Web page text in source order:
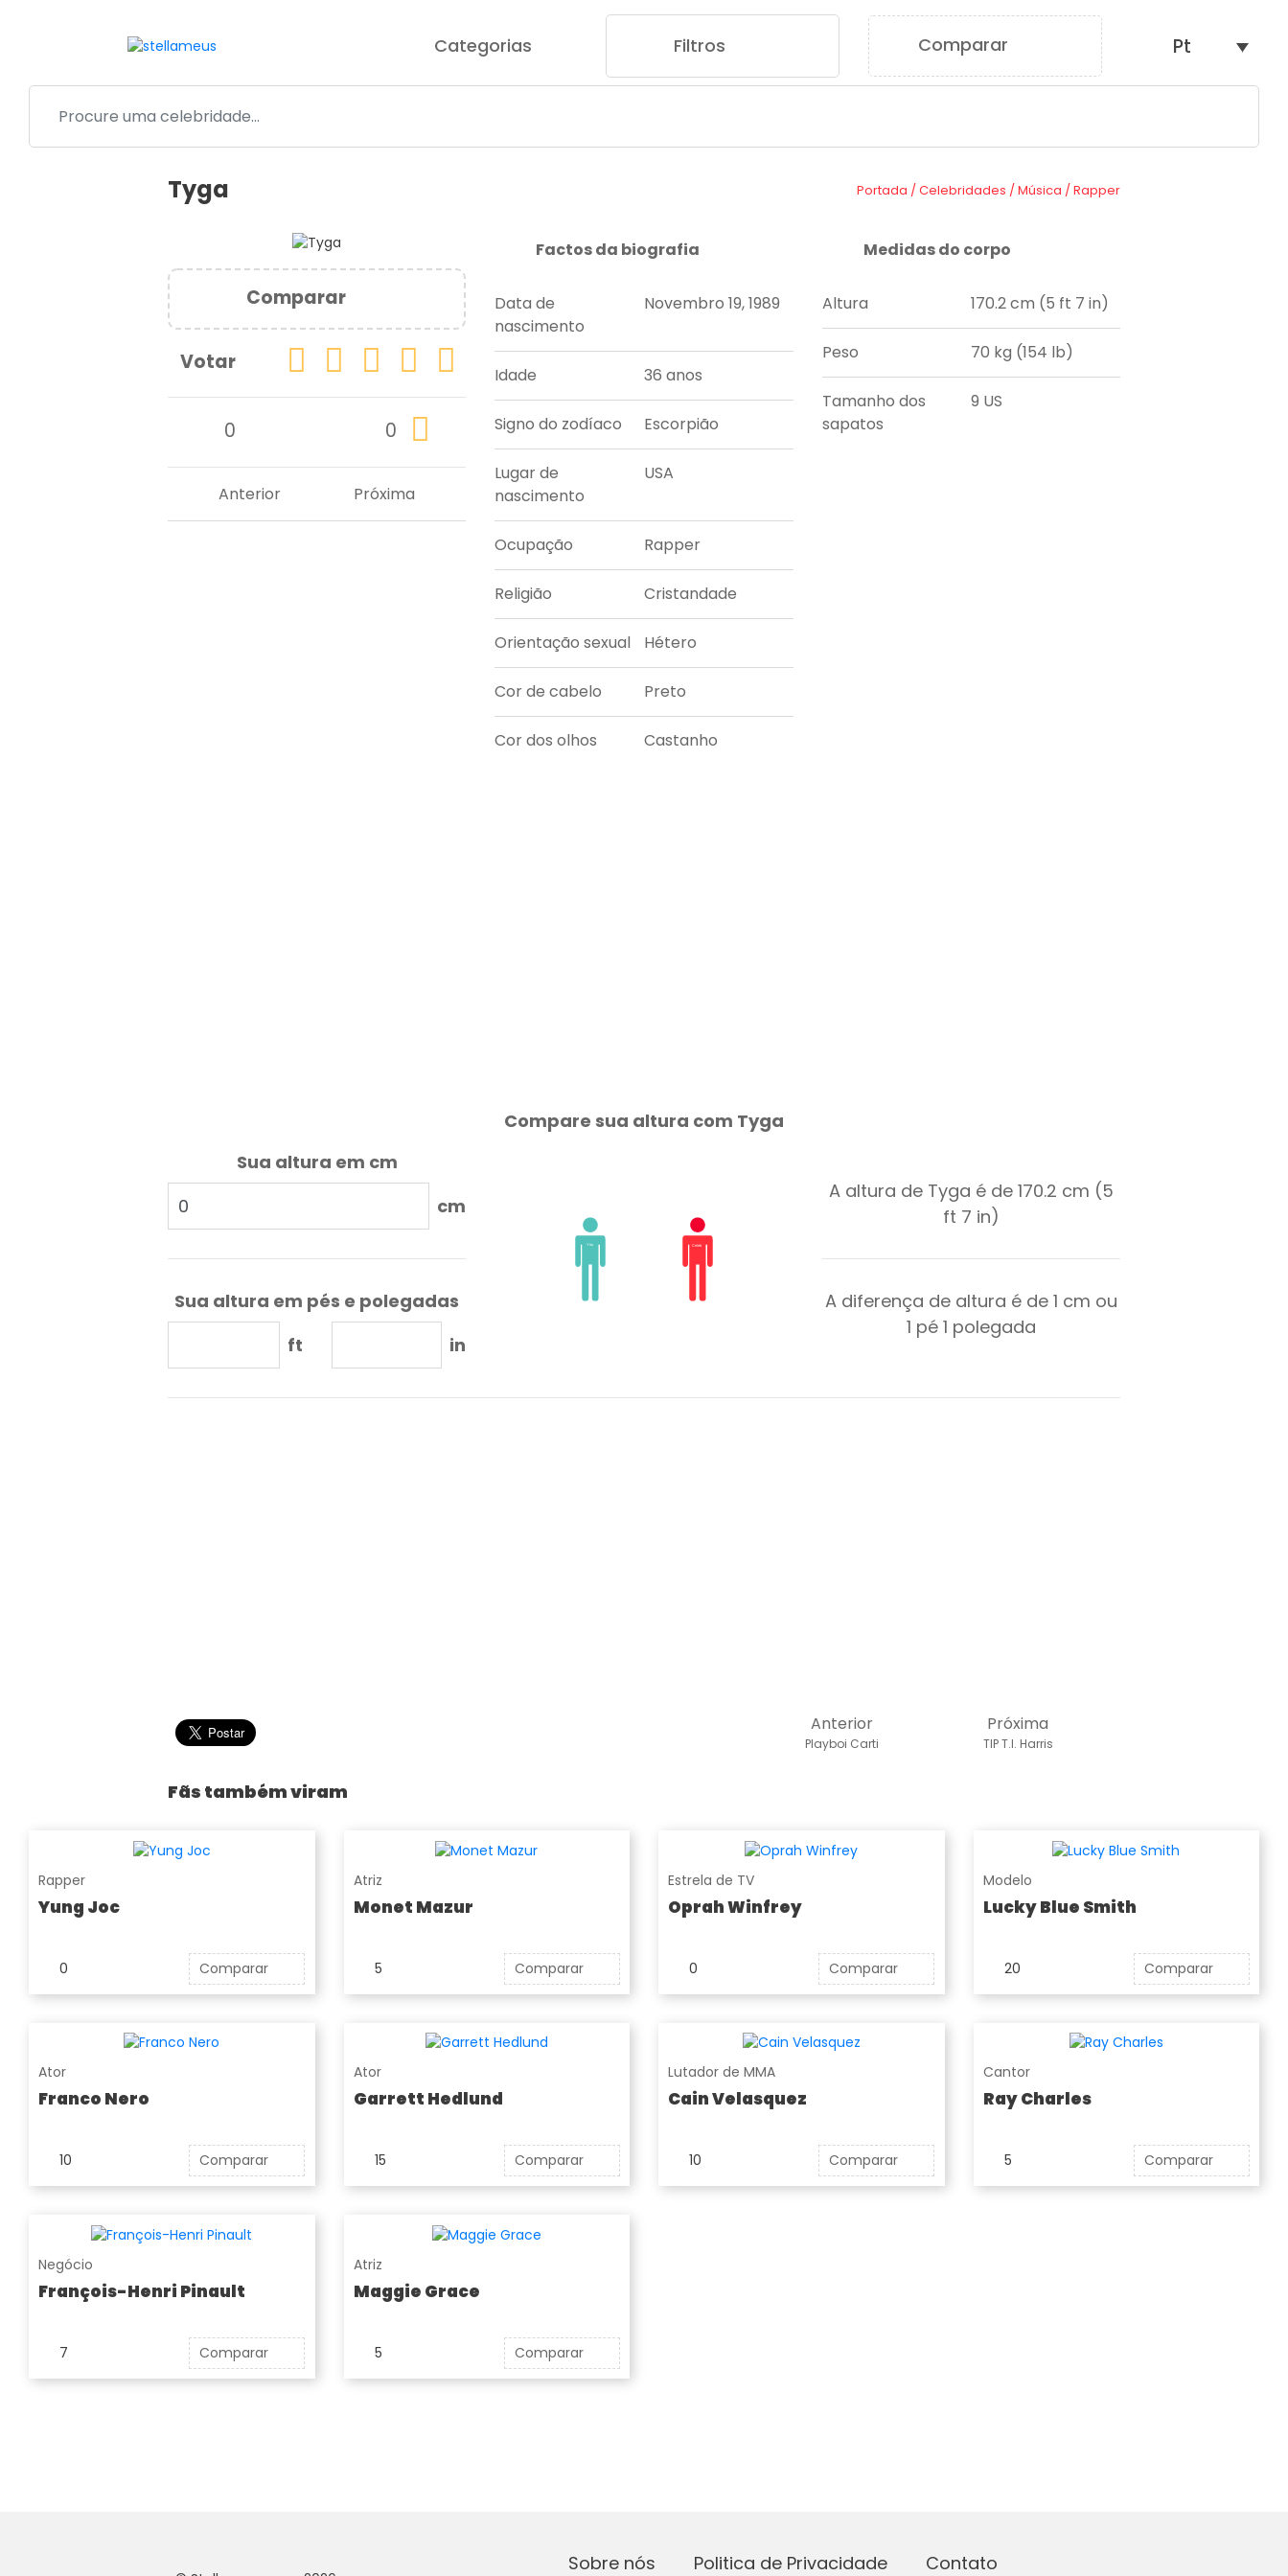
Categorias Filtros Comparar Pt
Tyga Portada /Celebridades /Música /Rapper
Comparar
Votar
0 0
Próxima
Anterior
Factos da biografia
Data de
nascimento
Novembro 19, 1989
Idade 36 anos
Signo do zodíaco Escorpião
Lugar de
nascimento
USA
Ocupação Rapper
Religião Cristandade
Orientação sexual Hétero
Cor de cabelo Preto
Cor dos olhos Castanho
Medidas do corpo
Altura 170.2 cm (5 ft 7 in)
Peso 70 kg (154 lb)
Tamanho dos
sapatos
9 US
Compare sua altura com Tyga
Sua altura em cm
cm
Sua altura em pés e polegadas
ft
in
A altura de Tyga é de 170.2 cm (5
ft 7 in)
A diferença de altura é de 1 cm ou
1 pé 1 polegada
Próxima
TIP T.I. Harris
Anterior
Playboi Carti
Fãs também viram
Rapper
Yung Joc
0 Comparar
Atriz
Monet Mazur
5 Comparar
Estrela de TV
Oprah Winfrey
0 Comparar
Modelo
Lucky Blue Smith
20 Comparar
Ator
Franco Nero
10 Comparar
Ator
Garrett Hedlund
15 Comparar
Lutador de MMA
Cain Velasquez
10 Comparar
Cantor
Ray Charles
5 Comparar
Negócio
François-Henri Pinault
7 Comparar
Atriz
Maggie Grace
5 Comparar
Sobre nós Politica de Privacidade Contato